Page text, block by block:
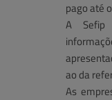
pago até
A Sefip
ao da
As